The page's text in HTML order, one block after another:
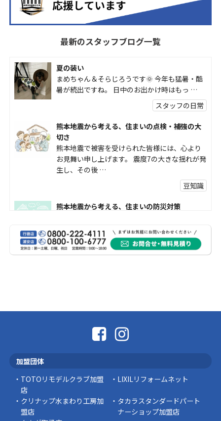
最新のスタッフブログ一覧
夏の装い
まめちゃん＆そらじろうです🌞 今年も猛暑・酷
暑が続出ですね。 日中のお出かけ時はもっ …
スタッフの日常
熊本地震から考える、住まいの点検・補強の大
切さ
熊本地震で被害を受けられた皆様には、心より
お見舞い申し上げます。 震度7の大きな揺れが発
生し、その後 …
豆知識
熊本地震から考える、住まいの防災対策
受けられた皆様に、心よりお見舞い申し上げま
す。 今回の地震 …
社長コラム
スタッフの日常
加盟団体
TOTOリモデルクラブ加盟
店
LIXILリフォームネット
クリナップ水まわり工房加
盟店
タカラスタンダードパート
ナーショップ加盟店